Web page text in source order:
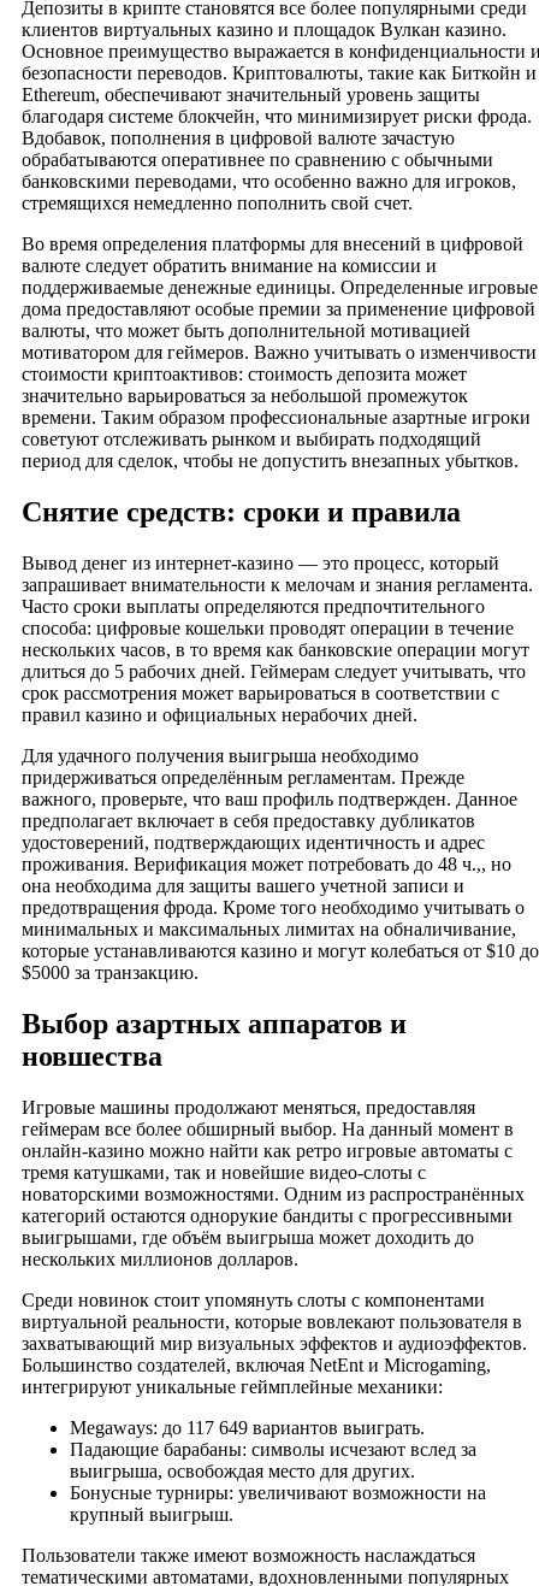
Депозиты в крипте становятся все более популярными среди
клиентов виртуальных казино и площадок Вулкан казино.
Основное преимущество выражается в конфиденциальности
безопасности переводов. Криптовалюты, такие как Биткойн и
Ethereum, обеспечивают значительный уровень защиты
благодаря системе блокчейн, что минимизирует риски фрода.
Вдобавок, пополнения в цифровой валюте зачастую
обрабатываются оперативнее по сравнению с обычными
банковскими переводами, что особенно важно для игроков,
стремящихся немедленно пополнить свой счет.
Во время определения платформы для внесений в цифровой
валюте следует обратить внимание на комиссии и
поддерживаемые денежные единицы. Определенные игровые
дома предоставляют особые премии за применение цифровой
валюты, что может быть дополнительной мотивацией
мотиватором для геймеров. Важно учитывать о изменчивости
стоимости криптоактивов: стоимость депозита может
значительно варьироваться за небольшой промежуток
времени. Таким образом профессиональные азартные игроки
советуют отслеживать рынком и выбирать подходящий
период для сделок, чтобы не допустить внезапных убытков.
Снятие средств: сроки и правила
Вывод денег из интернет-казино — это процесс, который
запрашивает внимательности к мелочам и знания регламента.
Часто сроки выплаты определяются предпочтительного
способа: цифровые кошельки проводят операции в течение
нескольких часов, в то время как банковские операции могут
длиться до 5 рабочих дней. Геймерам следует учитывать, что
срок рассмотрения может варьироваться в соответствии с
правил казино и официальных нерабочих дней.
Для удачного получения выигрыша необходимо
придерживаться определённым регламентам. Прежде
важного, проверьте, что ваш профиль подтвержден. Данное
предполагает включает в себя предоставку дубликатов
удостоверений, подтверждающих идентичность и адрес
проживания. Верификация может потребовать до 48 ч.,, но
она необходима для защиты вашего учетной записи и
предотвращения фрода. Кроме того необходимо учитывать о
минимальных и максимальных лимитах на обналичивание,
которые устанавливаются казино и могут колебаться от $10 до
$5000 за транзакцию.
Выбор азартных аппаратов и
новшества
Игровые машины продолжают меняться, предоставляя
геймерам все более обширный выбор. На данный момент в
онлайн-казино можно найти как ретро игровые автоматы с
тремя катушками, так и новейшие видео-слоты с
новаторскими возможностями. Одним из распространённых
категорий остаются однорукие бандиты с прогрессивными
выигрышами, где объём выигрыша может доходить до
нескольких миллионов долларов.
Среди новинок стоит упомянуть слоты с компонентами
виртуальной реальности, которые вовлекают пользователя в
захватывающий мир визуальных эффектов и аудиоэффектов.
Большинство создателей, включая NetEnt и Microgaming,
интегрируют уникальные геймплейные механики:
Megaways: до 117 649 вариантов выиграть.
Падающие барабаны: символы исчезают вслед за
выигрыша, освобождая место для других.
Бонусные турниры: увеличивают возможности на
крупный выигрыш.
Пользователи также имеют возможность наслаждаться
тематическими автоматами, вдохновленными популярных